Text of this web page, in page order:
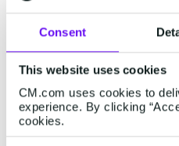
Consent
This website uses cookies
CM.com uses cookies to
experience. By clicking
cookies.
方の側面を知った上で
1.スパム・迷惑メ
スク